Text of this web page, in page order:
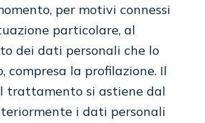
per motivi connessi
particolare, al
dei dati personali che lo
compresa la profilazione. Il
trattamento si astiene dal
i dati personali